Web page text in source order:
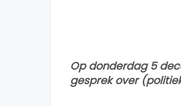
Op donderdag 5
gesprek over